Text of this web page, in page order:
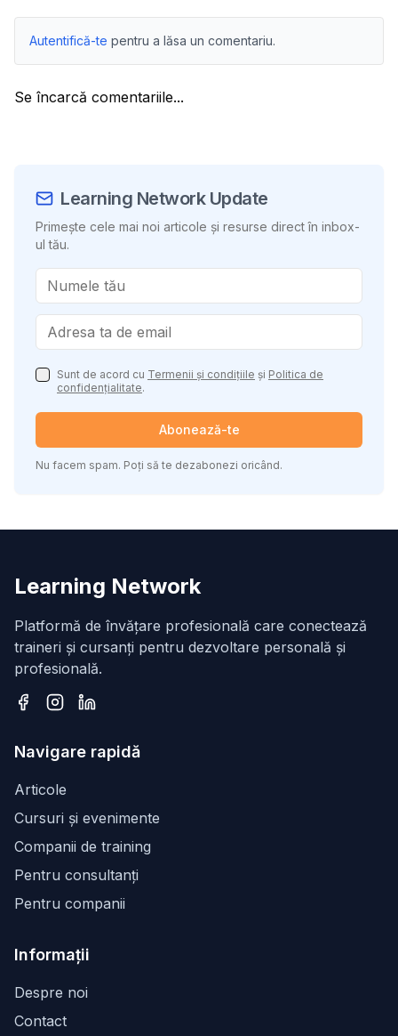
Autentifică-te pentru a lăsa un comentariu.
Se încarcă comentariile...
Learning Network Update
Primește cele mai noi articole și resurse direct în inbox-
ul tău.
Sunt de acord cu Termenii și condițiile și Politica de
confidențialitate.
Abonează-te
Nu facem spam. Poți să te dezabonezi oricând.
Learning Network
Platformă de învățare profesională care conectează
traineri și cursanți pentru dezvoltare personală și
profesională.
Navigare rapidă
Articole
Cursuri și evenimente
Companii de training
Pentru consultanți
Pentru companii
Informații
Despre noi
Contact